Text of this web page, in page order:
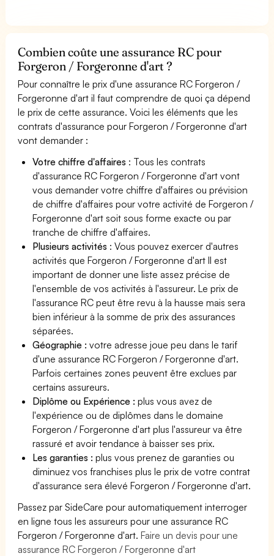
Combien coûte une assurance RC pour
Forgeron / Forgeronne d'art ?
Pour connaître le prix d'une assurance RC Forgeron /
Forgeronne d'art il faut comprendre de quoi ça dépend
le prix de cette assurance. Voici les éléments que les
contrats d'assurance pour Forgeron / Forgeronne d'art
vont demander :
Votre chiffre d'affaires : Tous les contrats
d'assurance RC Forgeron / Forgeronne d'art vont
vous demander votre chiffre d'affaires ou prévision
de chiffre d'affaires pour votre activité de Forgeron /
Forgeronne d'art soit sous forme exacte ou par
tranche de chiffre d'affaires.
Plusieurs activités : Vous pouvez exercer d'autres
activités que Forgeron / Forgeronne d'art Il est
important de donner une liste assez précise de
l'ensemble de vos activités à l'assureur. Le prix de
l'assurance RC peut être revu à la hausse mais sera
bien inférieur à la somme de prix des assurances
séparées.
Géographie :votre adresse joue peu dans le tarif
d'une assurance RC Forgeron / Forgeronne d'art.
Parfois certaines zones peuvent être exclues par
certains assureurs.
Diplôme ou Expérience :plus vous avez de
l'expérience ou de diplômes dans le domaine
Forgeron / Forgeronne d'art plus l'assureur va être
rassuré et avoir tendance à baisser ses prix.
Les garanties :plus vous prenez de garanties ou
diminuez vos franchises plus le prix de votre contrat
d'assurance sera élevé Forgeron / Forgeronne d'art.
Passez par SideCare pour automatiquement interroger
en ligne tous les assureurs pour une assurance RC
Forgeron / Forgeronne d'art.Faire un devis pour une
assurance RC Forgeron / Forgeronne d'art